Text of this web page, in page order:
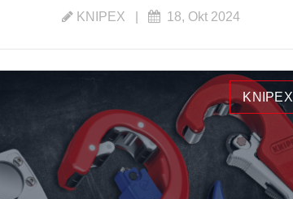
KNIPEX 18, Okt 2024
KNIPEX